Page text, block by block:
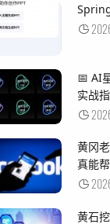
📅 AI
实战
黄冈
真能
黄石